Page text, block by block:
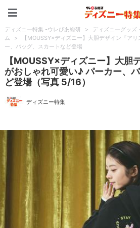
ディズニー特集 -ウレぴあ総研 > ディズニーグッズ
ム
>
【MOUSSY×ディズニー】大胆デザイン『ア
ー、バッグ、スカートなど登場
【MOUSSY×ディズニー】大胆
がおしゃれ可愛い♪ パーカー、
ど登場（写真 5/16）
ディズニー特集